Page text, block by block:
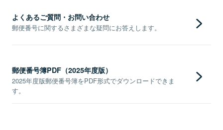
よくあるご質問・お問い合わせ
郵便番号に関するさまざまな疑問にお答えします。
郵便番号簿PDF（2025年度版）
2025年度版郵便番号簿をPDF形式でダウンロードできま
す。